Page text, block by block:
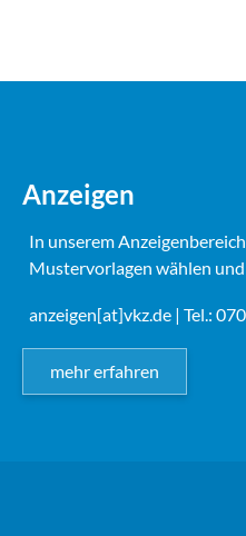
Anzeigen
In unserem
Mustervorlagen wählen
anzeigen[at]vkz.de | Tel.:
mehr erfahren